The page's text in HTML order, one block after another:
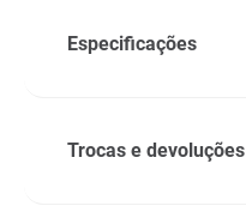
Especificações
Trocas e devoluções